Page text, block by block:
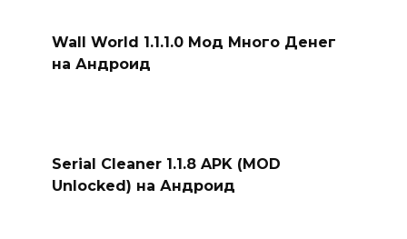
Wall World 1.1.1.0 Мод Много Денег
на Андроид
Serial Cleaner 1.1.8 APK (MOD
Unlocked) на Андроид